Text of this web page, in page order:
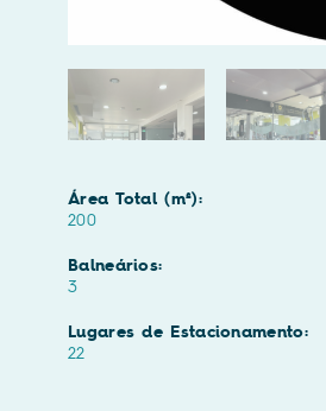
Área Total (m²):
200
Balneários:
3
Lugares de Estacionamento:
22